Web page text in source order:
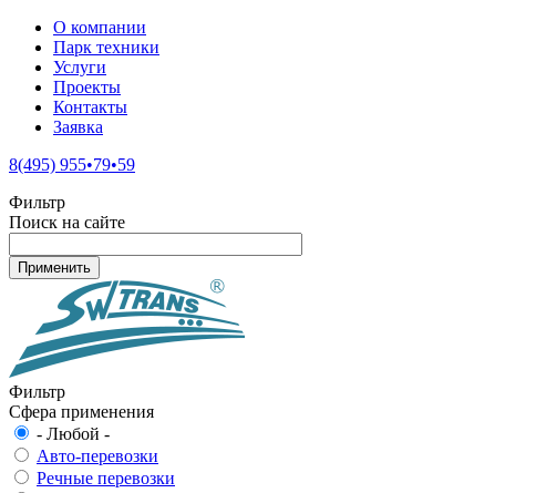
О компании
Парк техники
Услуги
Проекты
Контакты
Заявка
8(495) 955•79•59
Фильтр
Поиск на сайте
Фильтр
Сфера применения
- Любой -
Авто-перевозки
Речные перевозки